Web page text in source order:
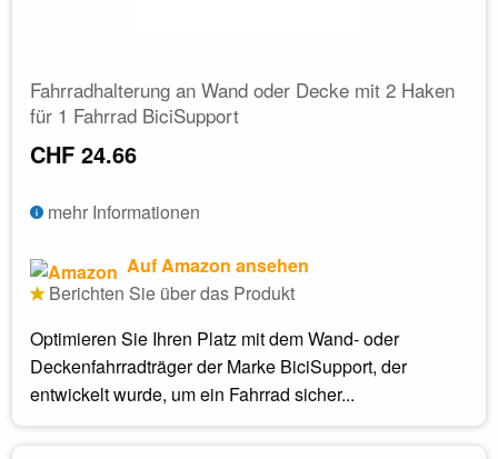
Fahrradhalterung an Wand oder Decke mit 2 Haken
für 1 Fahrrad BiciSupport
CHF 24.66
mehr Informationen
Auf Amazon ansehen
Berichten Sie über das Produkt
Optimieren Sie Ihren Platz mit dem Wand- oder
Deckenfahrradträger der Marke BiciSupport, der
entwickelt wurde, um ein Fahrrad sicher...